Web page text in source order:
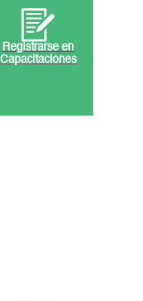
Registrarse en
Capacitaciones